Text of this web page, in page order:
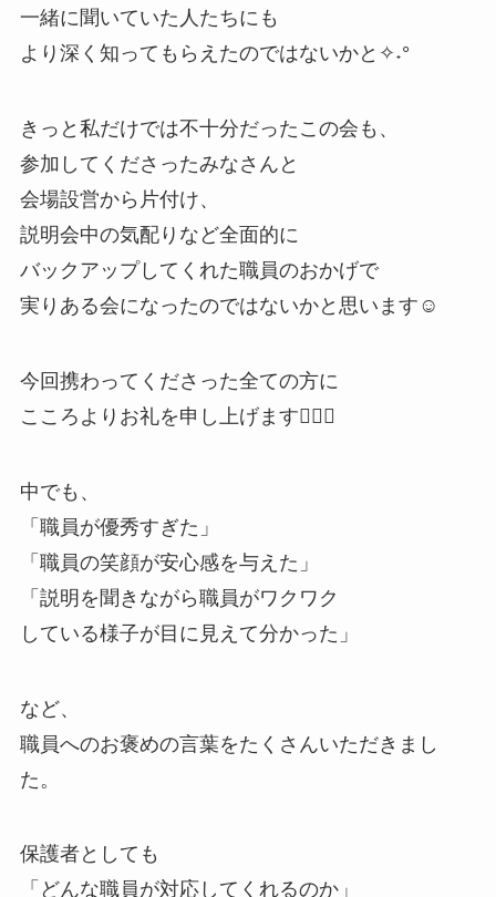
一緒に聞いていた人たちにも
より深く知ってもらえたのではないかと✧˖°
きっと私だけでは不十分だったこの会も、
参加してくださったみなさんと
会場設営から片付け、
説明会中の気配りなど全面的に
バックアップしてくれた職員のおかげで
実りある会になったのではないかと思います☺️
今回携わってくださった全ての方に
こころよりお礼を申し上げます🙇🏻‍♀️
中でも、
「職員が優秀すぎた」
「職員の笑顔が安心感を与えた」
「説明を聞きながら職員がワクワク
している様子が目に見えて分かった」
など、
職員へのお褒めの言葉をたくさんいただきまし
た。
保護者としても
「どんな職員が対応してくれるのか」